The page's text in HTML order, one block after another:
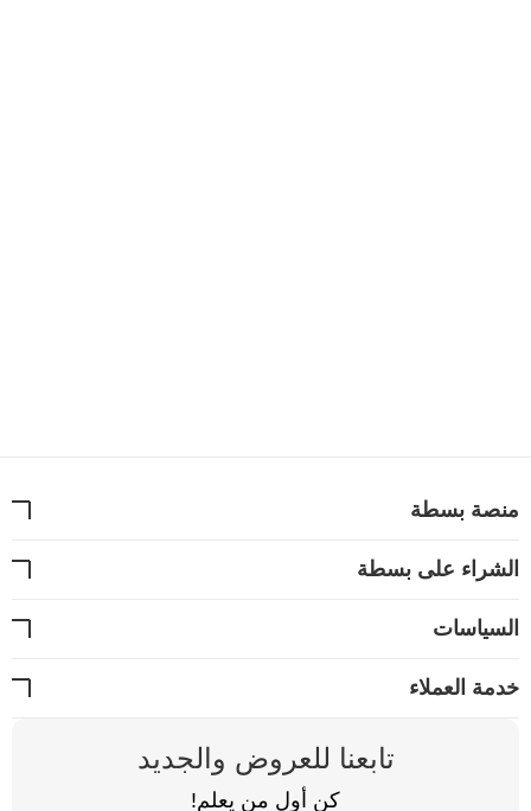
منصة بسطة
الشراء على بسطة
السياسات
خدمة العملاء
تابعنا للعروض والجديد
كن أول من يعلم!